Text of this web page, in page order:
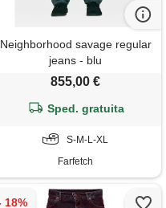
Neighborhood savage regular
jeans - blu
855,00 €
Sped. gratuita
S-M-L-XL
Farfetch